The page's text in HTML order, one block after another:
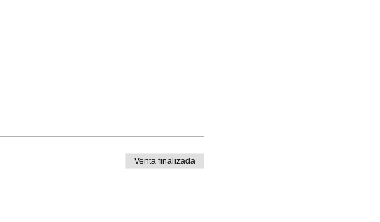
Venta finalizada